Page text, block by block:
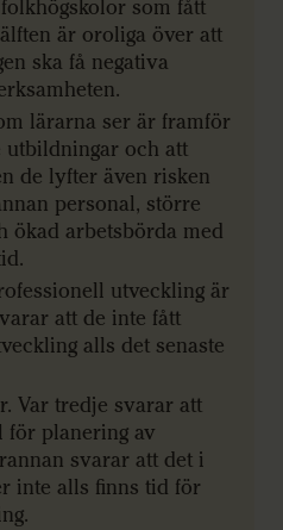
som fått
är oroliga över att
ska få negativa
lärarna ser är framför
och att
de lyfter även risken
personal, större
ökad arbetsbörda med
utveckling är
att de inte fått
alls det senaste
Var tredje svarar att
planering av
svarar att det i
inte alls finns tid för